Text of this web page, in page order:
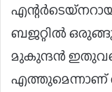
ബജറ്റില്‍
മുകുന്ദന്‍
എത്തുമെന്നാണ്